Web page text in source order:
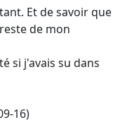
Et de savoir que
de mon
si j'avais su dans
16)